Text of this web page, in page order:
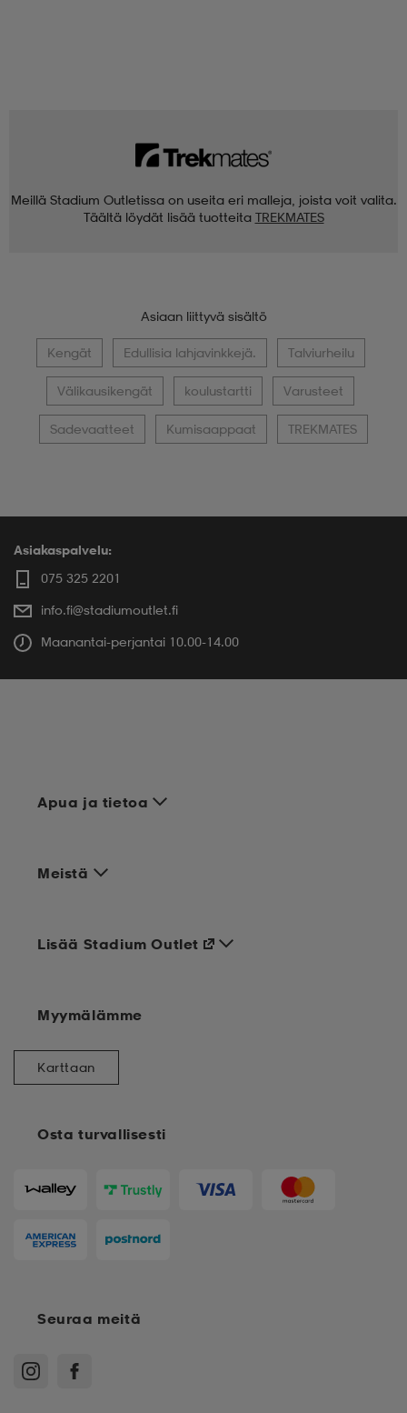
Meillä Stadium Outletissa on useita eri malleja, joista voit valita.
Täältä löydät lisää tuotteita TREKMATES
Asiaan liittyvä sisältö
Kengät Edullisia lahjavinkkejä. Talviurheilu
Välikausikengät koulustartti Varusteet
Sadevaatteet Kumisaappaat TREKMATES
Asiakaspalvelu:
075 325 2201
info.fi@stadiumoutlet.fi
Maanantai-perjantai 10.00-14.00
Apua ja tietoa
Meistä
Osta turvallisesti
Lisää Stadium Outlet
Myymälämme
Karttaan
Seuraa meitä